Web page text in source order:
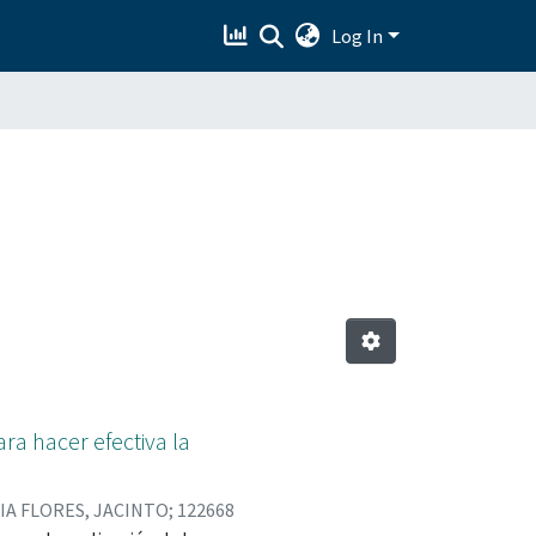
Log In
hacer efectiva la
FLORES, JACINTO; 122668